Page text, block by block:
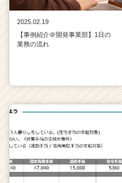
2025.02.19
【事例紹介＠開発事業部】1日の
業務の流れ